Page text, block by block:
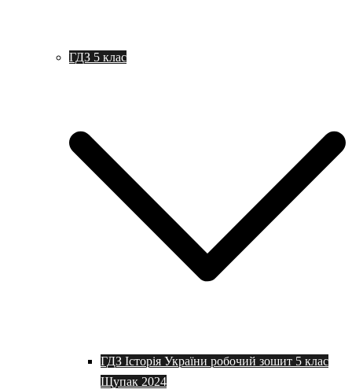
ГДЗ 5 клас
ГДЗ Історія України робочий зошит 5 клас
Щупак 2024